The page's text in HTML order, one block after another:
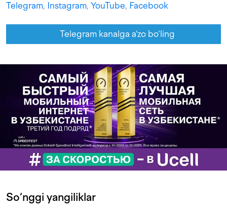
Telegram, Instagram, YouTube, Facebook
Telegram kanalga a'zo bo‘ling
So‘nggi yangiliklar